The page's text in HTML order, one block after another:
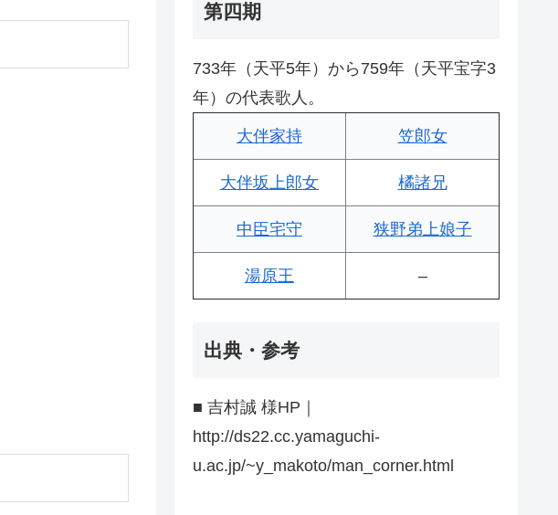
第四期
733年（天平5年）から759年（天平宝字3
年）の代表歌人。
大伴家持 笠郎女
大伴坂上郎女 橘諸兄
中臣宅守 狭野弟上娘子
湯原王 –
出典・参考
■ 吉村誠 様HP｜
http://ds22.cc.yamaguchi-
u.ac.jp/~y_makoto/man_corner.html